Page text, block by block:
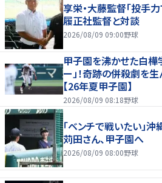
享栄・大藤監督「投手
履正社監督と対談
2026/08/09 09:00野球
甲子園を沸かせた白樺
ー」！奇跡の併殺劇を
【26年夏甲子園】
2026/08/09 08:18野球
「ベンチで戦いたい」
苅田さん、甲子園へ
2026/08/09 08:00野球